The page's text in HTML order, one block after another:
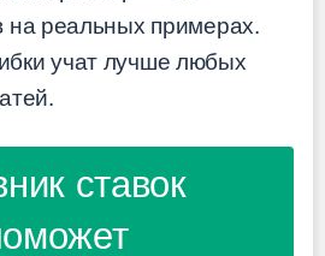
на реальных примерах.
учат лучше любых
ставок